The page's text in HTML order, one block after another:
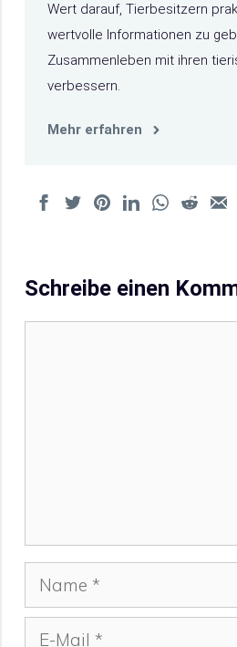
Wert darauf, Tierbesitzern
wertvolle Informationen zu
Zusammenleben mit ihren
verbessern.
Mehr erfahren
Schreibe einen